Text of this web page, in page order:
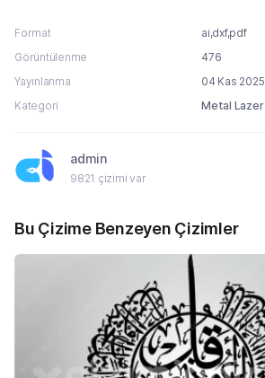
Format
ai,dxf,pdf
Görüntülenme
476
Yayınlanma
04 Kas 2025
Kategori
Metal Lazer
admin
9821 çizimi var
Bu Çizime Benzeyen Çizimler